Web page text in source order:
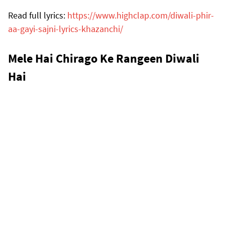
Read full lyrics: https://www.highclap.com/diwali-phir-
aa-gayi-sajni-lyrics-khazanchi/
Mele Hai Chirago Ke Rangeen Diwali
Hai